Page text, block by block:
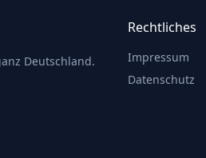
Deutschland.
Rechtliches
Impressum
Datenschutz